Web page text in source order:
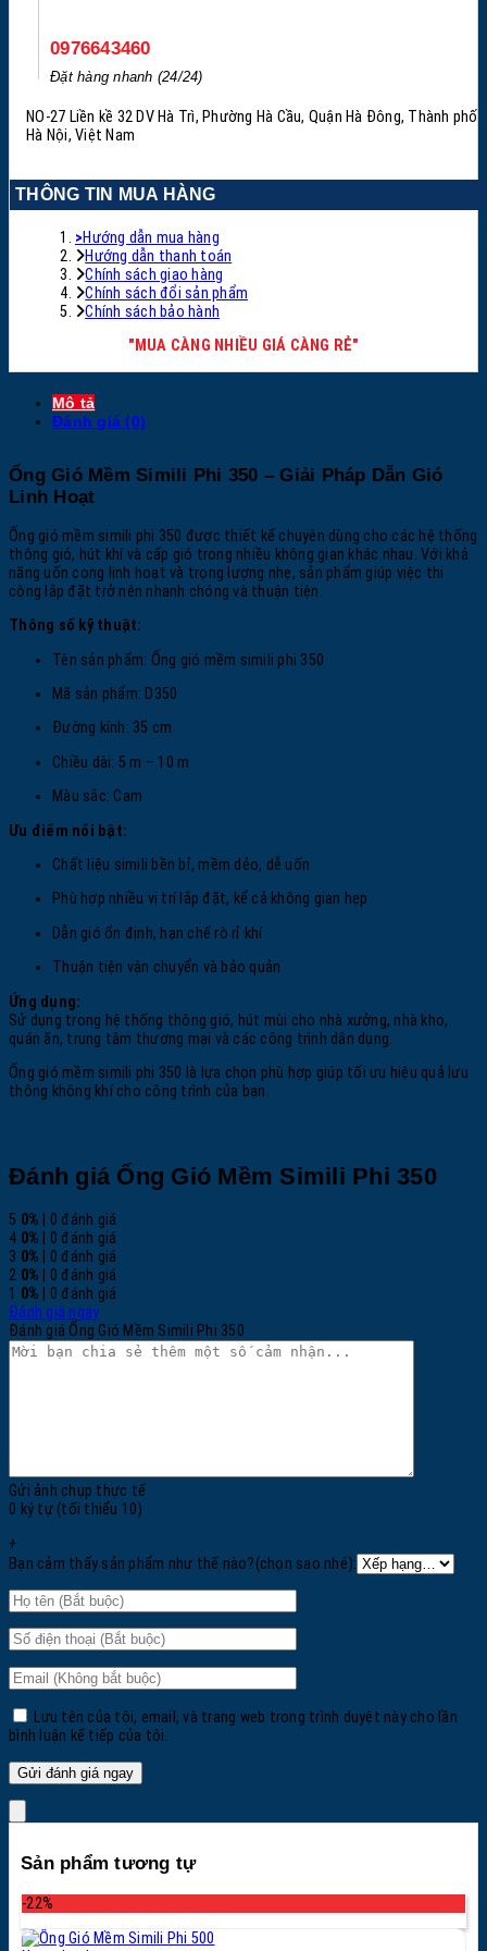
0976643460
Đặt hàng nhanh (24/24)
NO-27 Liền kề 32 DV Hà Trì, Phường Hà Cầu, Quận Hà Đông, Thành phố
Hà Nội, Việt Nam
THÔNG TIN MUA HÀNG
>Hướng dẫn mua hàng
Hướng dẫn thanh toán
Chính sách giao hàng
Chính sách đổi sản phẩm
Chính sách bảo hành
"MUA CÀNG NHIỀU GIÁ CÀNG RẺ"
Mô tả
Đánh giá (0)
Ống Gió Mềm Simili Phi 350 – Giải Pháp Dẫn Gió
Linh Hoạt
Ống gió mềm simili phi 350 được thiết kế chuyên dùng cho các hệ thống
thông gió, hút khí và cấp gió trong nhiều không gian khác nhau. Với khả
năng uốn cong linh hoạt và trọng lượng nhẹ, sản phẩm giúp việc thi
công lắp đặt trở nên nhanh chóng và thuận tiện.
Thông số kỹ thuật:
Tên sản phẩm: Ống gió mềm simili phi 350
Mã sản phẩm: D350
Đường kính: 35 cm
Chiều dài: 5 m – 10 m
Màu sắc: Cam
Ưu điểm nổi bật:
Chất liệu simili bền bỉ, mềm dẻo, dễ uốn
Phù hợp nhiều vị trí lắp đặt, kể cả không gian hẹp
Dẫn gió ổn định, hạn chế rò rỉ khí
Thuận tiện vận chuyển và bảo quản
Ứng dụng:
Sử dụng trong hệ thống thông gió, hút mùi cho nhà xưởng, nhà kho,
quán ăn, trung tâm thương mại và các công trình dân dụng.
Ống gió mềm simili phi 350 là lựa chọn phù hợp giúp tối ưu hiệu quả lưu
thông không khí cho công trình của bạn.
Đánh giá Ống Gió Mềm Simili Phi 350
5 0% | 0 đánh giá
4 0% | 0 đánh giá
3 0% | 0 đánh giá
2 0% | 0 đánh giá
1 0% | 0 đánh giá
Đánh giá ngay
Đánh giá Ống Gió Mềm Simili Phi 350
Gửi ảnh chụp thực tế
0 ký tự (tối thiểu 10)
+
Bạn cảm thấy sản phẩm như thế nào?(chọn sao nhé):
Lưu tên của tôi, email, và trang web trong trình duyệt này cho lần
bình luận kế tiếp của tôi.
Sản phẩm tương tự
-22%